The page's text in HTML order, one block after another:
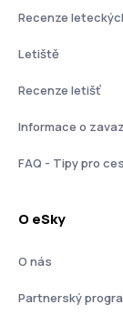
Recenze
Letiště
Recenze letišť
Informace o
FAQ - Tipy pro
O eSky
O nás
Partnerský